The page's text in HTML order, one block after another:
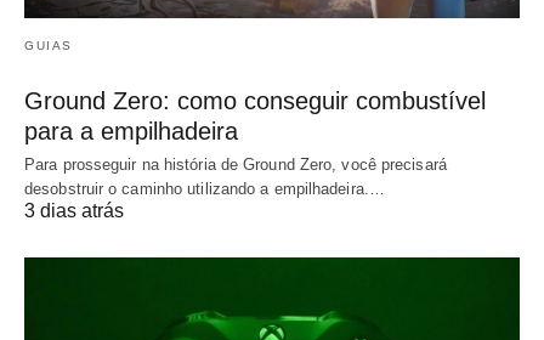
GUIAS
Ground Zero: como conseguir combustível
para a empilhadeira
Para prosseguir na história de Ground Zero, você precisará
desobstruir o caminho utilizando a empilhadeira.…
3 dias atrás